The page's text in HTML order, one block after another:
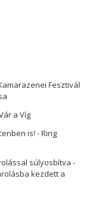
Fesztivál
a Víg
is! - Ring
súlyosbítva -
kezdett a